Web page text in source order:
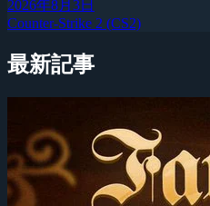
2026年8月3日
Counter-Strike 2 (CS2)
最新記事